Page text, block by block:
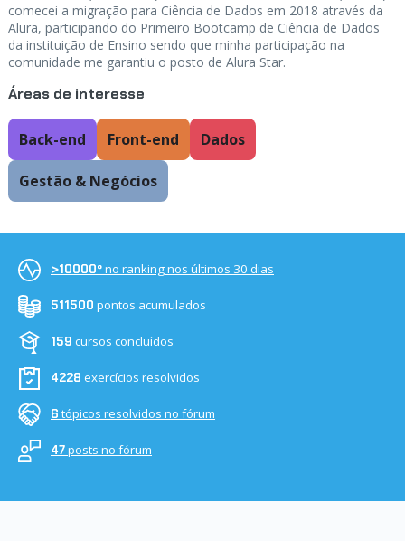
comecei a migração para Ciência de Dados em 2018 através da
Alura, participando do Primeiro Bootcamp de Ciência de Dados
da instituição de Ensino sendo que minha participação na
comunidade me garantiu o posto de Alura Star.
Áreas de interesse
Back-end Front-end Dados
Gestão & Negócios
>10000ºno ranking nos últimos 30 dias
511500 pontos acumulados
159 cursos concluídos
4228 exercícios resolvidos
6 tópicos resolvidos no fórum
47posts no fórum